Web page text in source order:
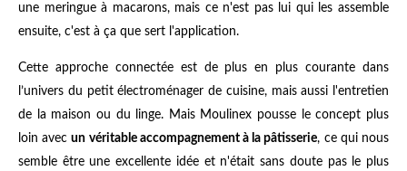
une meringue à macarons, mais ce n'est pas lui qui les assemble
ensuite, c'est à ça que sert l'application.
Cette approche connectée est de plus en plus courante dans
l’univers du petit électroménager de cuisine, mais aussi l'entretien
de la maison ou du linge. Mais Moulinex pousse le concept plus
loin avecun véritable accompagnement à la pâtisserie, ce qui nous
semble être une excellente idée et n'était sans doute pas le plus